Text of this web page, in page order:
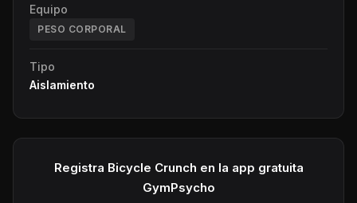
Equipo
PESO CORPORAL
Tipo
Aislamiento
Registra Bicycle Crunch en la app gratuita
GymPsycho